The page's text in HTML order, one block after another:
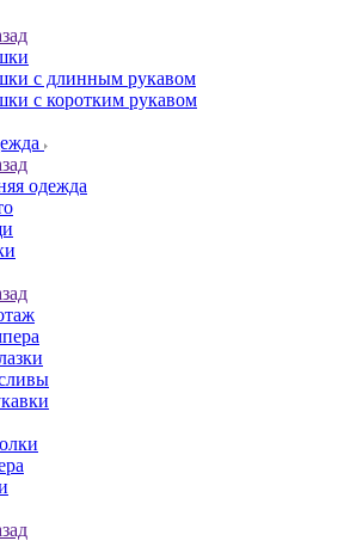
с длинным рукавом
с коротким рукавом
одежда